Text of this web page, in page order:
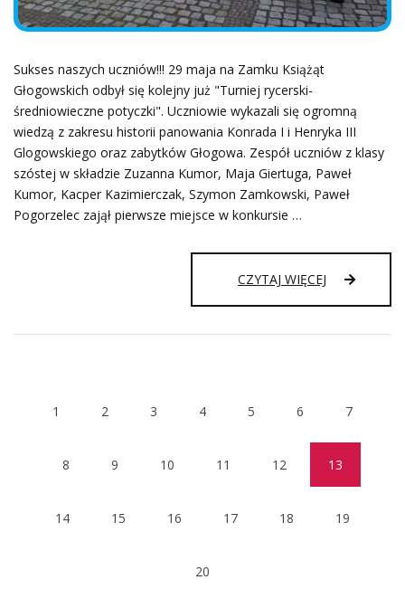
Sukses naszych uczniów!!! 29 maja na Zamku Książąt
Głogowskich odbył się kolejny już "Turniej rycerski-
średniowieczne potyczki". Uczniowie wykazali się ogromną
wiedzą z zakresu historii panowania Konrada I i Henryka III
Glogowskiego oraz zabytków Głogowa. Zespół uczniów z klasy
szóstej w składzie Zuzanna Kumor, Maja Giertuga, Paweł
Kumor, Kacper Kazimierczak, Szymon Zamkowski, Paweł
Pogorzelec zajął pierwsze miejsce w konkursie …
CZYTAJ WIĘCEJ TURNIEJ
1 2 3 4 5 6 7
8 9 10 11 12
13
14
15 16 17 18 19
20